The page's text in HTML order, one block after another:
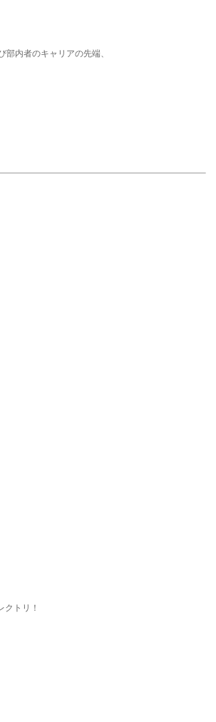
内者のキャリアの先端、
トリ！